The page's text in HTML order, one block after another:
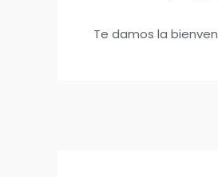
Te damos la